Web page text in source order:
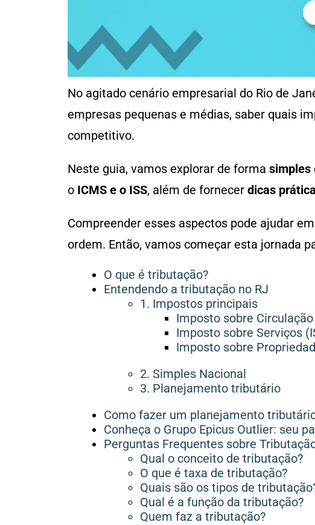
No agitado cenário empresarial do Rio de
empresas pequenas e médias, saber quais
competitivo.
Neste guia, vamos explorar de forma simples
o ICMS e o ISS, além de fornecer dicas
Compreender esses aspectos pode ajudar
ordem. Então, vamos começar esta jornada
O que é tributação?
Entendendo a tributação no RJ
1. Impostos principais
Imposto sobre
Imposto sobre Serviços
Imposto sobre
2. Simples Nacional
3. Planejamento tributário
Como fazer um planejamento
Conheça o Grupo Epicus Outlier: seu
Perguntas Frequentes sobre
Qual o conceito de tributação?
O que é taxa de tributação?
Quais são os tipos de
Qual é a função da tributação?
Quem faz a tributação?